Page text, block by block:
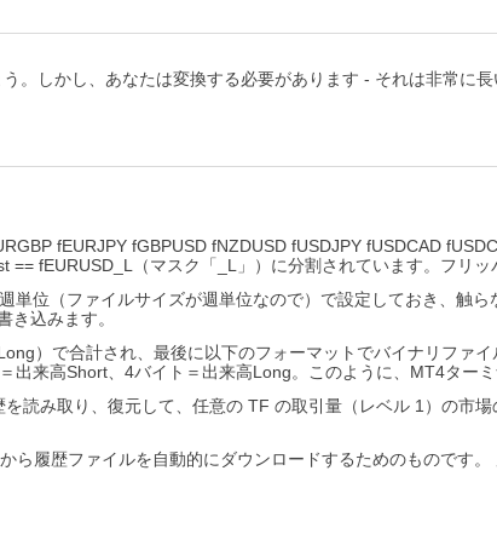
。しかし、あなたは変換する必要があります - それは非常に
fEURJPY fGBPUSD fNZDUSD fUSDJPY fUSDCAD
fEURUSD_L（マスク「_L」）に分割されています。フリ
単位（ファイルサイズが週単位なので）で設定しておき、触
き込みます。
）で合計され、最後に以下のフォーマットでバイナリファ
出来高Short、4バイト＝出来高Long。このように、MT4ター
読み取り、復元して、任意の TF の取引量（レベル 1）の市
ら履歴ファイルを自動的にダウンロードするためのものです